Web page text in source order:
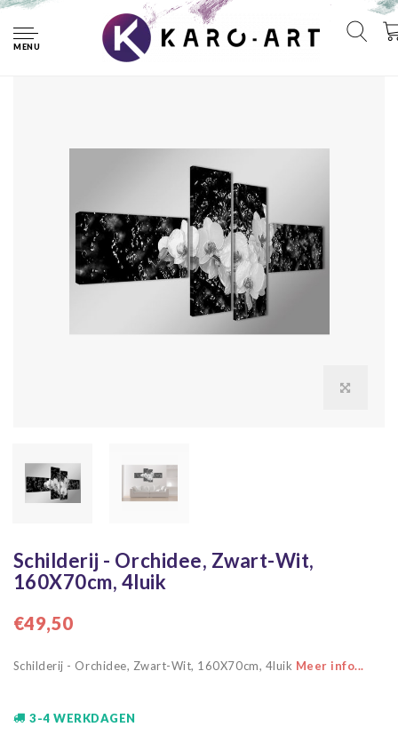
MENU
Schilderij - Orchidee, Zwart-Wit, 160X70cm, 4luik
Schilderij - Orchidee, Zwart-Wit,
160X70cm, 4luik
€49,50
Schilderij - Orchidee, Zwart-Wit, 160X70cm, 4luik Meer info...
3-4 WERKDAGEN